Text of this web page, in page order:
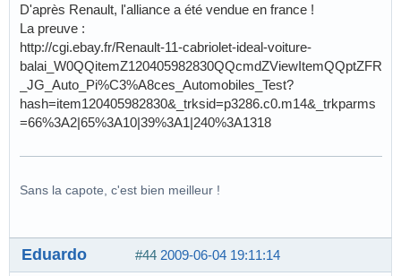
D'après Renault, l'alliance a été vendue en france !
La preuve :
http://cgi.ebay.fr/Renault-11-cabriolet-ideal-voiture-
balai_W0QQitemZ120405982830QQcmdZViewItemQQptZFR
_JG_Auto_Pi%C3%A8ces_Automobiles_Test?
hash=item120405982830&_trksid=p3286.c0.m14&_trkparms
=66%3A2|65%3A10|39%3A1|240%3A1318
Sans la capote, c'est bien meilleur !
#44 2009-06-04 19:11:14
Eduardo